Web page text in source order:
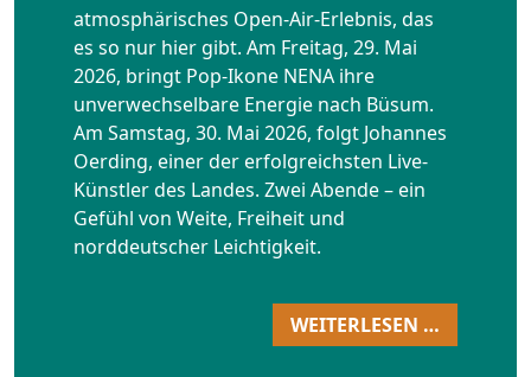
atmosphärisches Open-Air-Erlebnis, das
es so nur hier gibt. Am Freitag, 29. Mai
2026, bringt Pop-Ikone NENA ihre
unverwechselbare Energie nach Büsum.
Am Samstag, 30. Mai 2026, folgt Johannes
Oerding, einer der erfolgreichsten Live-
Künstler des Landes. Zwei Abende – ein
Gefühl von Weite, Freiheit und
norddeutscher Leichtigkeit.
WEITERLESEN …